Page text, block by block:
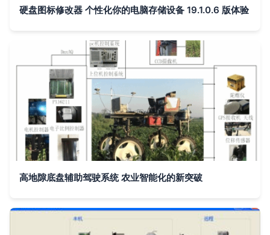
硬盘图标修改器 个性化你的电脑存储设备 19.1.0.6 版体验
高地隙底盘辅助驾驶系统 农业智能化的新突破